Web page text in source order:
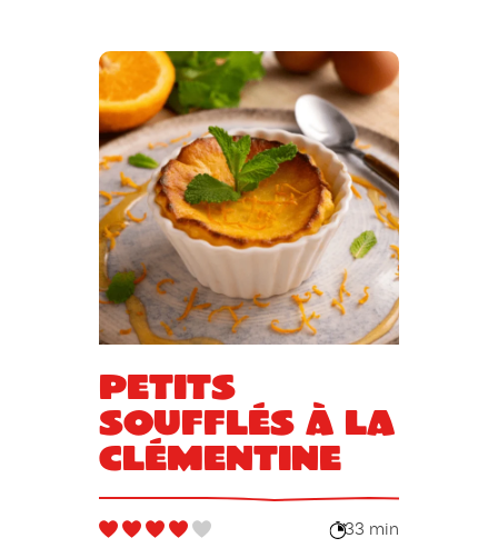
Petits
soufflés à la
clémentine
33 min